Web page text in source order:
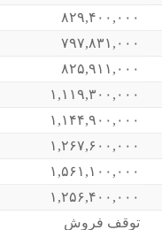
۸۲۹,۴۰۰,۰۰۰
۷۹۷,۸۳۱,۰۰۰
۸۲۵,۹۱۱,۰۰۰
۱,۱۱۹,۳۰۰,۰۰۰
۱,۱۴۴,۹۰۰,۰۰۰
۱,۲۶۷,۶۰۰,۰۰۰
۱,۵۶۱,۱۰۰,۰۰۰
۱,۲۵۶,۴۰۰,۰۰۰
توقف فروش